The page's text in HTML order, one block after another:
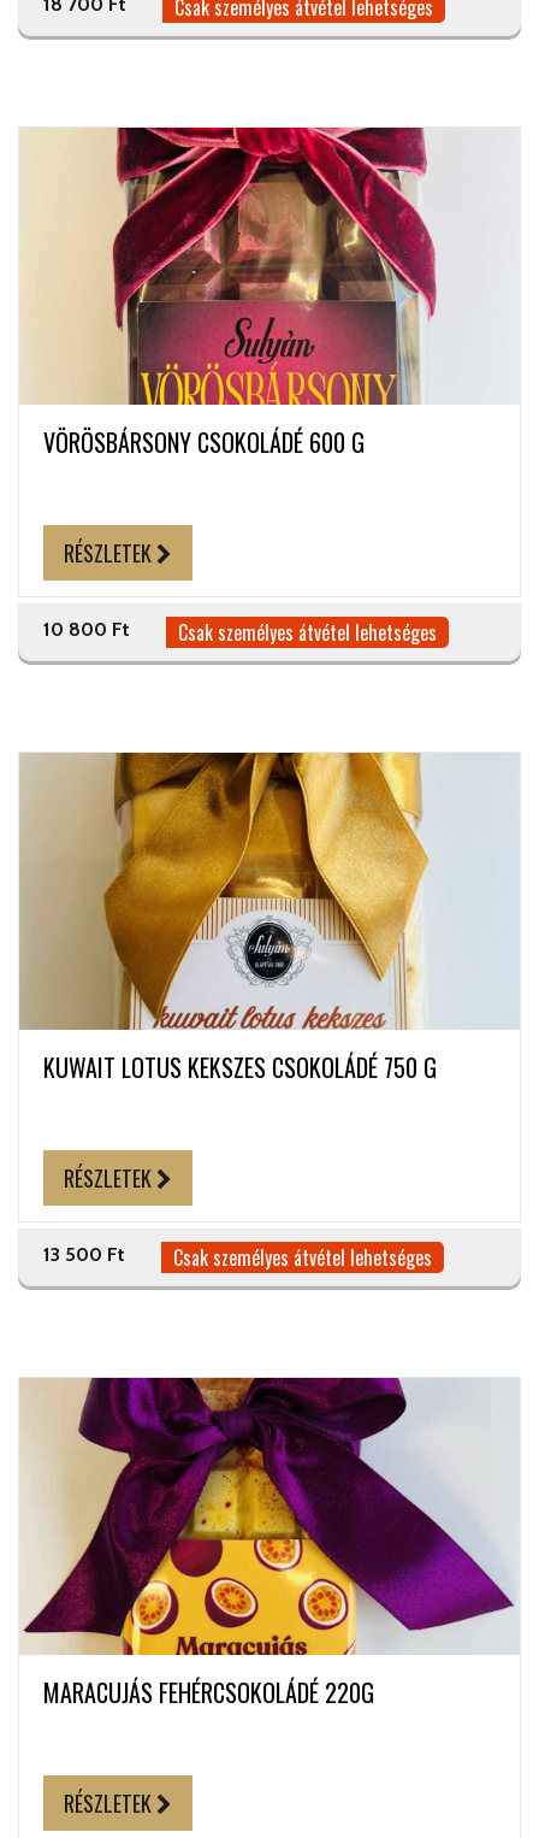
Csak személyes átvétel lehetséges
VÖRÖSBÁRSONY CSOKOLÁDÉ 600 G
RÉSZLETEK
10 800 Ft Csak személyes átvétel lehetséges
KUWAIT LOTUS KEKSZES CSOKOLÁDÉ 750 G
RÉSZLETEK
13 500 Ft Csak személyes átvétel lehetséges
MARACUJÁS FEHÉRCSOKOLÁDÉ 220G
RÉSZLETEK